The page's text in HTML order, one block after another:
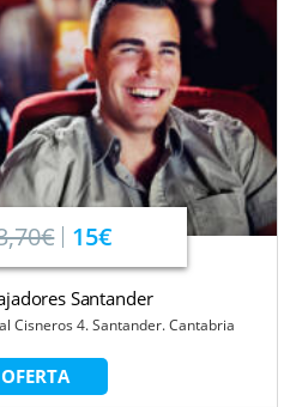
15€
Santander
Cisneros 4. Santander. Cantabria